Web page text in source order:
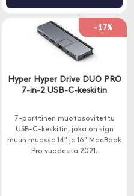
-17%
Hyper Hyper Drive DUO PRO
7-in-2 USB-C-keskitin
7-porttinen muotosovitettu
USB-C-keskitin, joka on sign
muun muassa 14" ja 16" MacBook
Pro vuodesta 2021.